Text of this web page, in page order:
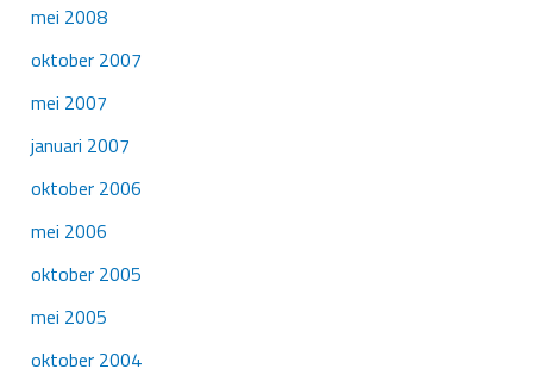
mei 2008
oktober 2007
mei 2007
januari 2007
oktober 2006
mei 2006
oktober 2005
mei 2005
oktober 2004